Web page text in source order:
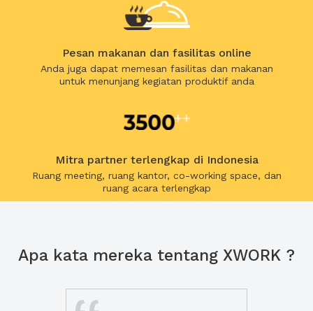
Pesan makanan dan fasilitas online
Anda juga dapat memesan fasilitas dan makanan
untuk menunjang kegiatan produktif anda
Mitra partner terlengkap di Indonesia
Ruang meeting, ruang kantor, co-working space, dan
ruang acara terlengkap
Apa kata mereka tentang XWORK ?